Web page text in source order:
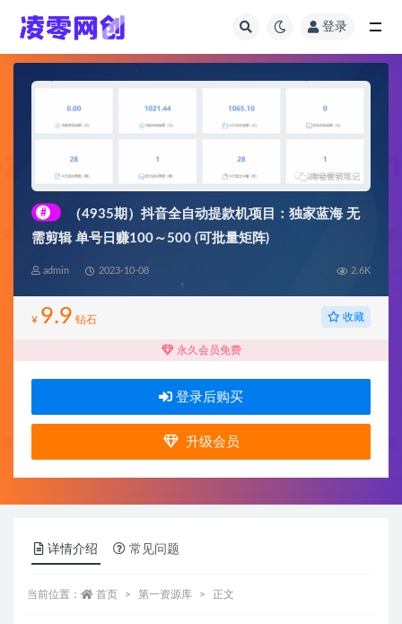
登录
#
（4935期）抖音全自动提款机项目：独家蓝海 无
需剪辑 单号日赚100～500 (可批量矩阵)
admin 2023-10-08 2.6K
¥ 9.9 钻石 收藏
永久会员免费
登录后购买
升级会员
详情介绍 常见问题
当前位置： 首页 第一资源库 正文